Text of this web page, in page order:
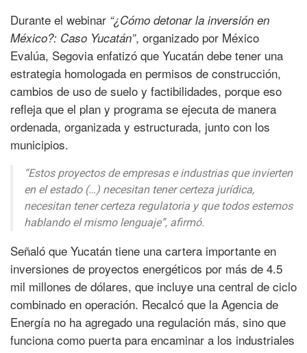
Durante el webinar “¿Cómo detonar la inversión en
México?: Caso Yucatán”, organizado por México
Evalúa, Segovia enfatizó que Yucatán debe tener una
estrategia homologada en permisos de construcción,
cambios de uso de suelo y factibilidades, porque eso
refleja que el plan y programa se ejecuta de manera
ordenada, organizada y estructurada, junto con los
municipios.
“Estos proyectos de empresas e industrias que invierten
en el estado (…) necesitan tener certeza jurídica,
necesitan tener certeza regulatoria y que todos estemos
hablando el mismo lenguaje”, afirmó.
Señaló que Yucatán tiene una cartera importante en
inversiones de proyectos energéticos por más de 4.5
mil millones de dólares, que incluye una central de ciclo
combinado en operación. Recalcó que la Agencia de
Energía no ha agregado una regulación más, sino que
funciona como puerta para encaminar a los industriales